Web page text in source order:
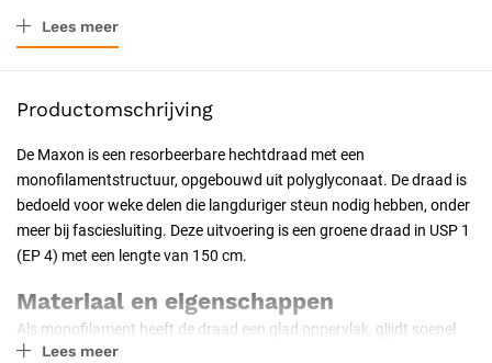
Materiaal
Steriliteit Steriel
Resorbeerbaar (hechtdraad) Nee
Naaldpunt Taperpoint
Naaldkromming
Lees meer
Productomschrijving
De Maxon is een resorbeerbare hechtdraad met een
monofilamentstructuur, opgebouwd uit polyglyconaat. De draad is
bedoeld voor weke delen die langduriger steun nodig hebben, onder
meer bij fasciesluiting. Deze uitvoering is een groene draad in USP 1
(EP 4) met een lengte van 150 cm.
Materiaal en eigenschappen
Als monofilament heeft de draad een glad oppervlak, glijdt soepel
door weefsel en biedt weinig aanhechting voor micro-organismen.
Lees meer